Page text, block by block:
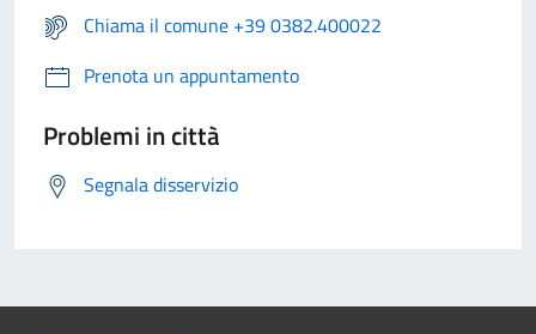
Chiama il comune +39 0382.400022
Prenota un appuntamento
Problemi in città
Segnala disservizio